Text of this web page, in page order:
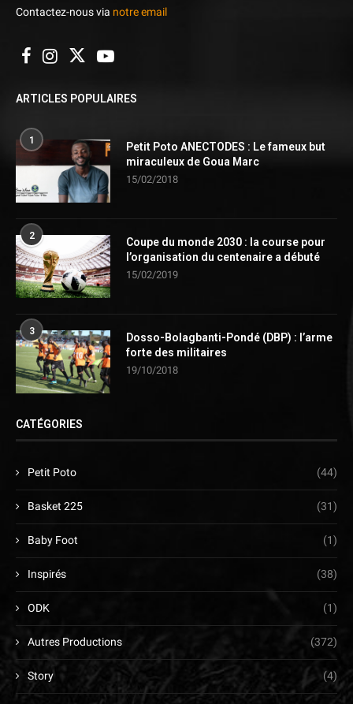
Contactez-nous via notre email
ARTICLES POPULAIRES
1
Petit Poto ANECTODES : Le fameux but
miraculeux de Goua Marc
15/02/2018
2
Coupe du monde 2030 : la course pour
l’organisation du centenaire a débuté
15/02/2019
3
Dosso-Bolagbanti-Pondé (DBP) : l’arme
forte des militaires
19/10/2018
CATÉGORIES
Petit Poto (44)
Basket 225 (31)
Baby Foot (1)
Inspirés (38)
ODK (1)
Autres Productions (372)
Story (4)